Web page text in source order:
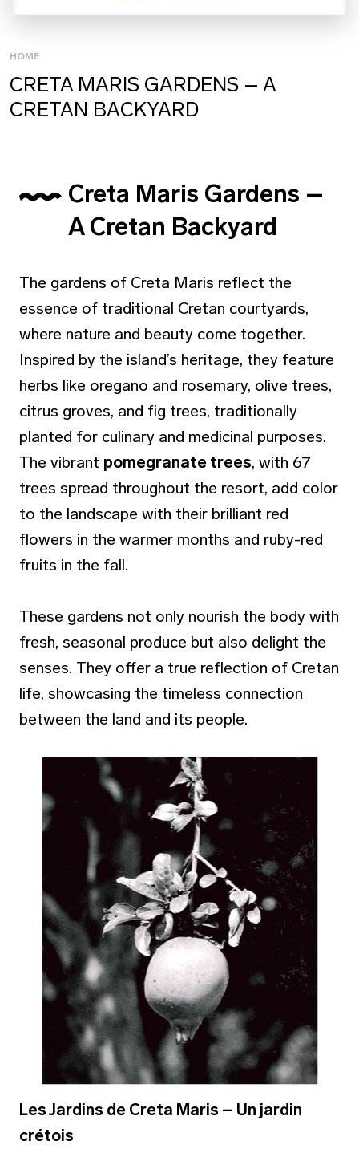
HOME
CRETA MARIS GARDENS – A
CRETAN BACKYARD
Creta Maris Gardens –
A Cretan Backyard
The gardens of Creta Maris reflect the
essence of traditional Cretan courtyards,
where nature and beauty come together.
Inspired by the island’s heritage, they feature
herbs like oregano and rosemary, olive trees,
citrus groves, and fig trees, traditionally
planted for culinary and medicinal purposes.
The vibrant pomegranate trees, with 67
trees spread throughout the resort, add color
to the landscape with their brilliant red
flowers in the warmer months and ruby-red
fruits in the fall.
These gardens not only nourish the body with
fresh, seasonal produce but also delight the
senses. They offer a true reflection of Cretan
life, showcasing the timeless connection
between the land and its people.
Les Jardins de Creta Maris – Un jardin
crétois